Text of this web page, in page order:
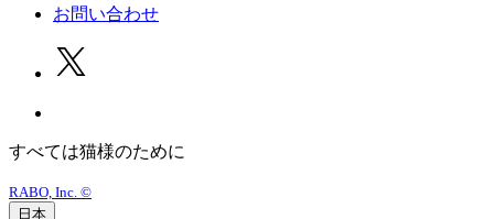
お問い合わせ
すべては猫様のために
RABO, Inc. ©
日本